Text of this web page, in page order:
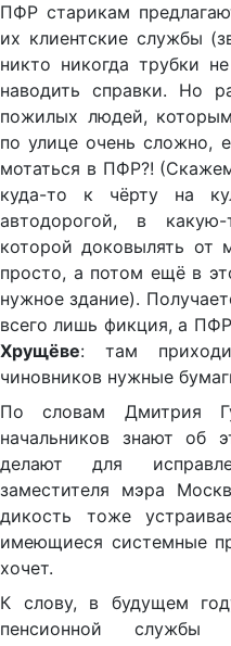
ПФР старикам
их клиентские службы
никто никогда трубки
наводить справки. Но
пожилых людей,
по улице очень сложно,
мотаться в ПФР?!
куда-то к чёрту на
автодорогой, в
которой доковылять от
просто, а потом ещё в
нужное здание).
всего лишь фикция, а
Хрущёве: там
чиновников нужные
По словам Дмитрия
начальников знают об
делают для
заместителя мэра
дикость тоже
имеющиеся системные
хочет.
К слову, в будущем
пенсионной